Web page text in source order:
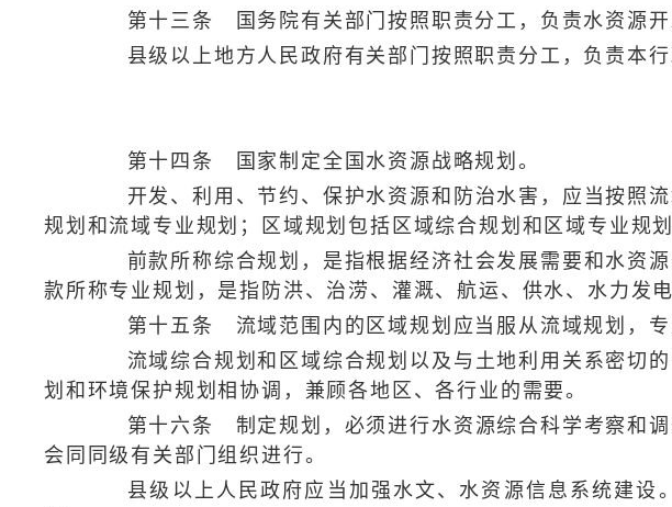
第十三条 国务院有关部门按照职责分工，负责水资源开
县级以上地方人民政府有关部门按照职责分工，负责本行
第十四条 国家制定全国水资源战略规划。
开发、利用、节约、保护水资源和防治水害，应当按照流
规划和流域专业规划；区域规划包括区域综合规划和区域专业规划
前款所称综合规划，是指根据经济社会发展需要和水资源
款所称专业规划，是指防洪、治涝、灌溉、航运、供水、水力发
第十五条 流域范围内的区域规划应当服从流域规划，专
流域综合规划和区域综合规划以及与土地利用关系密切的
划和环境保护规划相协调，兼顾各地区、各行业的需要。
第十六条 制定规划，必须进行水资源综合科学考察和调
会同同级有关部门组织进行。
县级以上人民政府应当加强水文、水资源信息系统建设